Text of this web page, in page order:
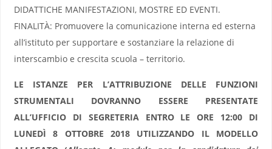
DIDATTICHE MANIFESTAZIONI, MOSTRE ED EVENTI.
FINALITÀ: Promuovere la comunicazione interna ed esterna
all’istituto per supportare e sostanziare la relazione di
interscambio e crescita scuola – territorio.
LE ISTANZE PER L’ATTRIBUZIONE DELLE FUNZIONI
STRUMENTALI DOVRANNO ESSERE PRESENTATE
ALL’UFFICIO DI SEGRETERIA ENTRO LE ORE 12:00 DI
LUNEDÌ 8 OTTOBRE 2018 UTILIZZANDO IL MODELLO